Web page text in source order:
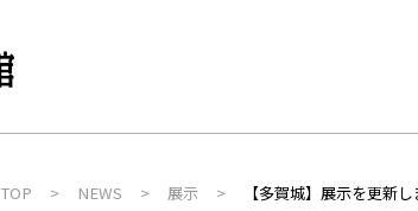
TOP NEWS 展示 【多賀城】展示を更新